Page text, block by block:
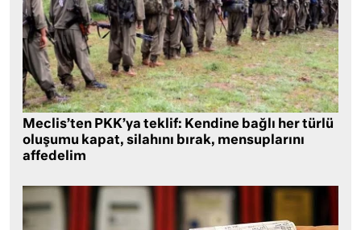
Meclis’ten PKK’ya teklif: Kendine bağlı her türlü
oluşumu kapat, silahını bırak, mensuplarını
affedelim